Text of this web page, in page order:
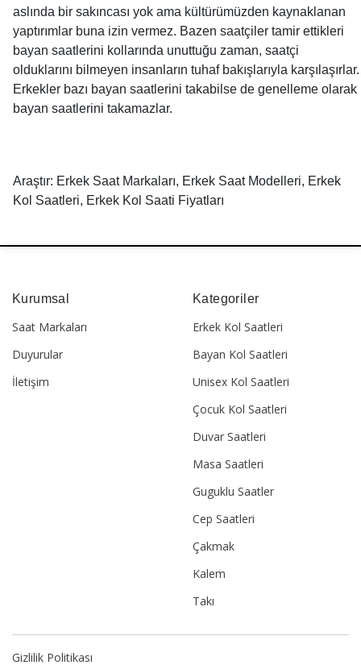
aslında bir sakıncası yok ama kültürümüzden kaynaklanan
yaptırımlar buna izin vermez. Bazen saatçiler tamir ettikleri
bayan saatlerini kollarında unuttuğu zaman, saatçi
olduklarını bilmeyen insanların tuhaf bakışlarıyla karşılaşırlar.
Erkekler bazı bayan saatlerini takabilse de genelleme olarak
bayan saatlerini takamazlar.
Araştır: Erkek Saat Markaları, Erkek Saat Modelleri, Erkek
Kol Saatleri, Erkek Kol Saati Fiyatları
Kurumsal
Saat Markaları
Duyurular
İletişim
Kategoriler
Erkek Kol Saatleri
Bayan Kol Saatleri
Unisex Kol Saatleri
Çocuk Kol Saatleri
Duvar Saatleri
Masa Saatleri
Guguklu Saatler
Cep Saatleri
Çakmak
Kalem
Takı
Gizlilik Politikası